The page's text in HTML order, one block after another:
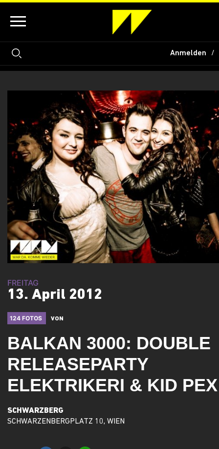
Anmelden
FREITAG
13. April 2012
124 FOTOS VON
BALKAN 3000: DOUBLE
RELEASEPARTY
ELEKTRIKERI & KID PEX
SCHWARZBERG
SCHWARZENBERGPLATZ 10, WIEN